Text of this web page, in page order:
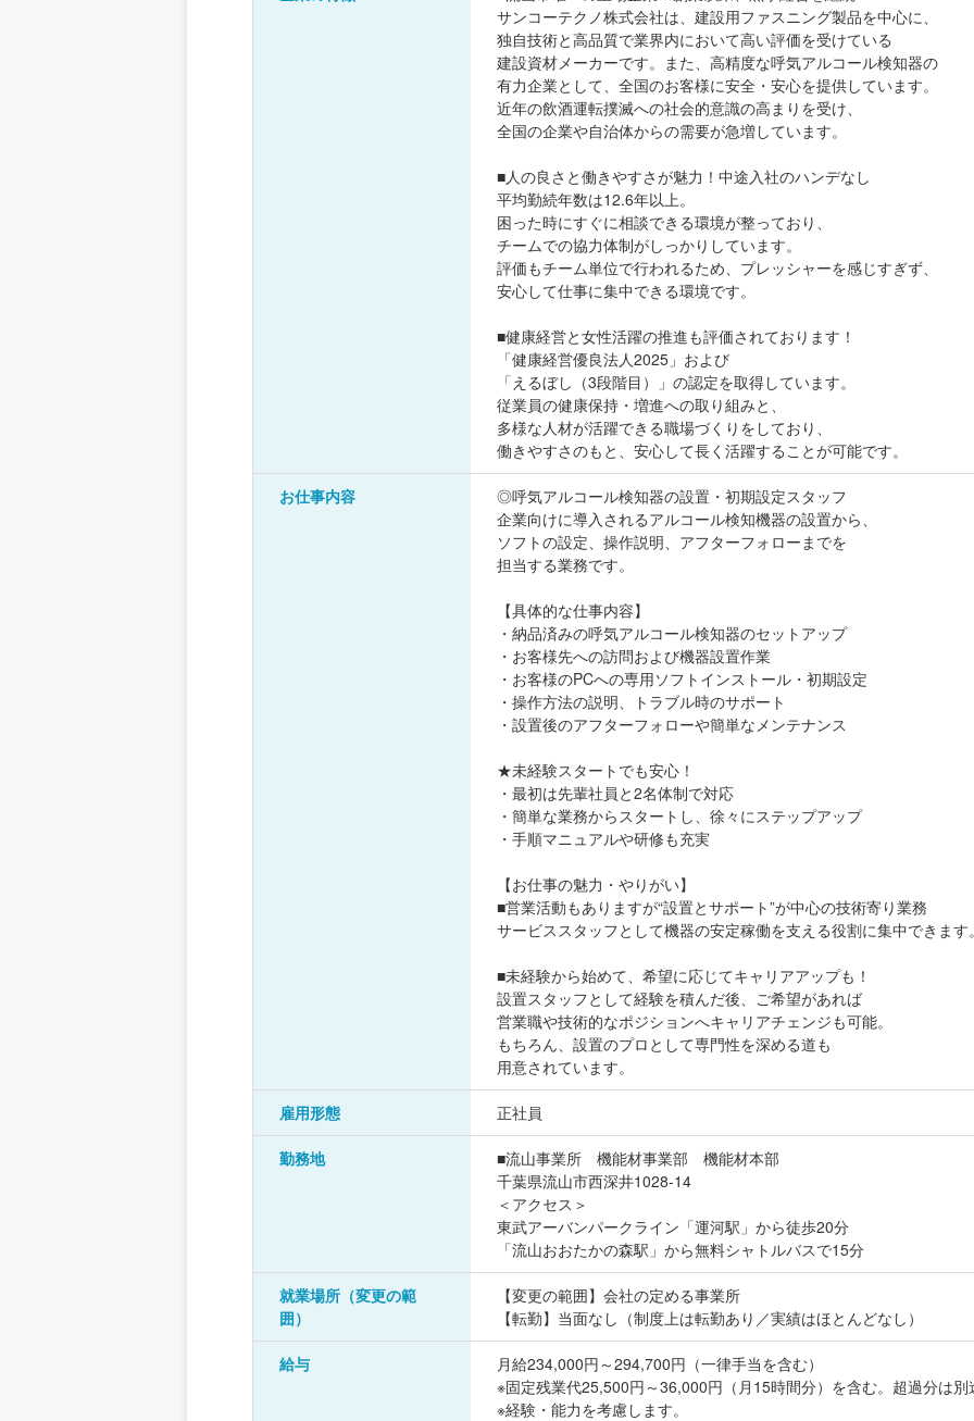
サンコーテクノ株式会社は、建設用ファスニング製品を中心に、
独自技術と高品質で業界内において高い評価を受けている
建設資材メーカーです。また、高精度な呼気アルコール検知器の
有力企業として、全国のお客様に安全・安心を提供しています。
近年の飲酒運転撲滅への社会的意識の高まりを受け、
全国の企業や自治体からの需要が急増しています。
■人の良さと働きやすさが魅力！中途入社のハンデなし
平均勤続年数は12.6年以上。
困った時にすぐに相談できる環境が整っており、
チームでの協力体制がしっかりしています。
評価もチーム単位で行われるため、プレッシャーを感じすぎず、
安心して仕事に集中できる環境です。
■健康経営と女性活躍の推進も評価されております！
「健康経営優良法人2025」および
「えるぼし（3段階目）」の認定を取得しています。
従業員の健康保持・増進への取り組みと、
多様な人材が活躍できる職場づくりをしており、
働きやすさのもと、安心して長く活躍することが可能です。
お仕事内容
◎呼気アルコール検知器の設置・初期設定スタッフ
企業向けに導入されるアルコール検知機器の設置から、
ソフトの設定、操作説明、アフターフォローまでを
担当する業務です。
【具体的な仕事内容】
・納品済みの呼気アルコール検知器のセットアップ
・お客様先への訪問および機器設置作業
・お客様のPCへの専用ソフトインストール・初期設定
・操作方法の説明、トラブル時のサポート
・設置後のアフターフォローや簡単なメンテナンス
★未経験スタートでも安心！
・最初は先輩社員と2名体制で対応
・簡単な業務からスタートし、徐々にステップアップ
・手順マニュアルや研修も充実
【お仕事の魅力・やりがい】
■営業活動もありますが“設置とサポート”が中心の技術寄り業務
サービススタッフとして機器の安定稼働を支える役割に集中できます
■未経験から始めて、希望に応じてキャリアアップも！
設置スタッフとして経験を積んだ後、ご希望があれば
営業職や技術的なポジションへキャリアチェンジも可能。
もちろん、設置のプロとして専門性を深める道も
用意されています。
雇用形態 正社員
勤務地
■流山事業所 機能材事業部 機能材本部
千葉県流山市西深井1028-14
＜アクセス＞
東武アーバンパークライン「運河駅」から徒歩20分
「流山おおたかの森駅」から無料シャトルバスで15分
就業場所（変更の範
囲）
【変更の範囲】会社の定める事業所
【転勤】当面なし（制度上は転勤あり／実績はほとんどなし）
給与
月給234,000円～294,700円（一律手当を含む）
※固定残業代25,500円～36,000円（月15時間分）を含む。超過分は別
※経験・能力を考慮します。